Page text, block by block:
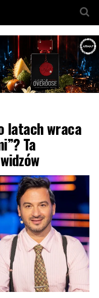
latach wraca
Ta